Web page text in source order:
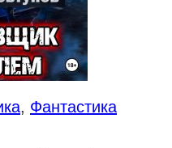
, Фантастика